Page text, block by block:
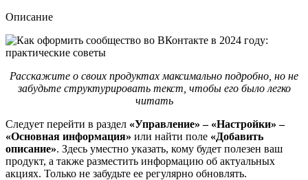
Описание
Расскажите о своих продуктах максимально подробно, но не
забудьте структурировать текст, чтобы его было легко
читать
Следует перейти в раздел «Управление» – «Настройки» –
«Основная информация» или найти поле «Добавить
описание». Здесь уместно указать, кому будет полезен ваш
продукт, а также разместить информацию об актуальных
акциях. Только не забудьте ее регулярно обновлять.